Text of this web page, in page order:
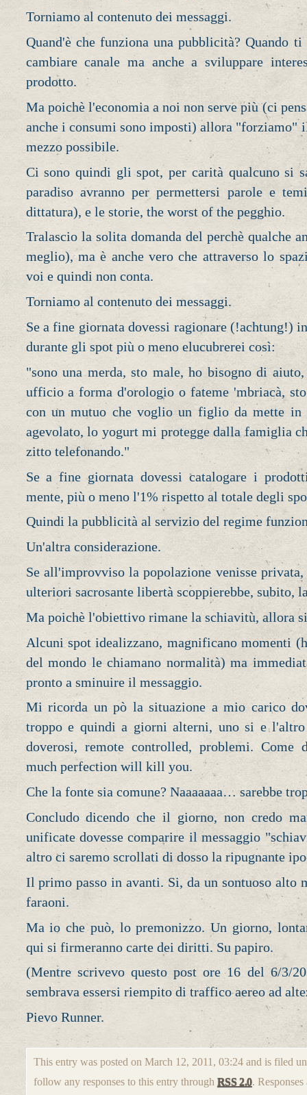
Torniamo al contenuto dei messaggi.
Quand'è che funziona una pubblicità? Quando
cambiare canale ma anche a sviluppare
prodotto.
Ma poichè l'economia a noi non serve più (ci
anche i consumi sono imposti) allora "forziamo"
mezzo possibile.
Ci sono quindi gli spot, per carità qualcuno si
paradiso avranno per permettersi parole e
dittatura), e le storie, the worst of the pegghio.
Tralascio la solita domanda del perchè qualche
meglio), ma è anche vero che attraverso lo
voi e quindi non conta.
Torniamo al contenuto dei messaggi.
Se a fine giornata dovessi ragionare (!achtung!)
durante gli spot più o meno elucubrerei così:
"sono una merda, sto male, ho bisogno di
ufficio a forma d'orologio o fateme 'mbriacà,
con un mutuo che voglio un figlio da mette in
agevolato, lo yogurt mi protegge dalla famiglia
zitto telefonando."
Se a fine giornata dovessi catalogare i
mente, più o meno l'1% rispetto al totale degli
Quindi la pubblicità al servizio del regime
Un'altra considerazione.
Se all'improvviso la popolazione venisse
ulteriori sacrosante libertà scoppierebbe, subito,
Ma poichè l'obiettivo rimane la schiavitù, allora
Alcuni spot idealizzano, magnificano momenti
del mondo le chiamano normalità) ma
pronto a sminuire il messaggio.
Mi ricorda un pò la situazione a mio carico
troppo e quindi a giorni alterni, uno si e
doverosi, remote controlled, problemi. Come
much perfection will kill you.
Che la fonte sia comune? Naaaaaaa… sarebbe
Concludo dicendo che il giorno, non credo
unificate dovesse comparire il messaggio
altro ci saremo scrollati di dosso la ripugnante
Il primo passo in avanti. Si, da un sontuoso alto
faraoni.
Ma io che può, lo premonizzo. Un giorno,
qui si firmeranno carte dei diritti. Su papiro.
(Mentre scrivevo questo post ore 16 del 6/3/
sembrava essersi riempito di traffico aereo ad
Pievo Runner.
This entry was posted on March 12, 2011, 03:24 and is filed
follow any responses to this entry through RSS 2.0.